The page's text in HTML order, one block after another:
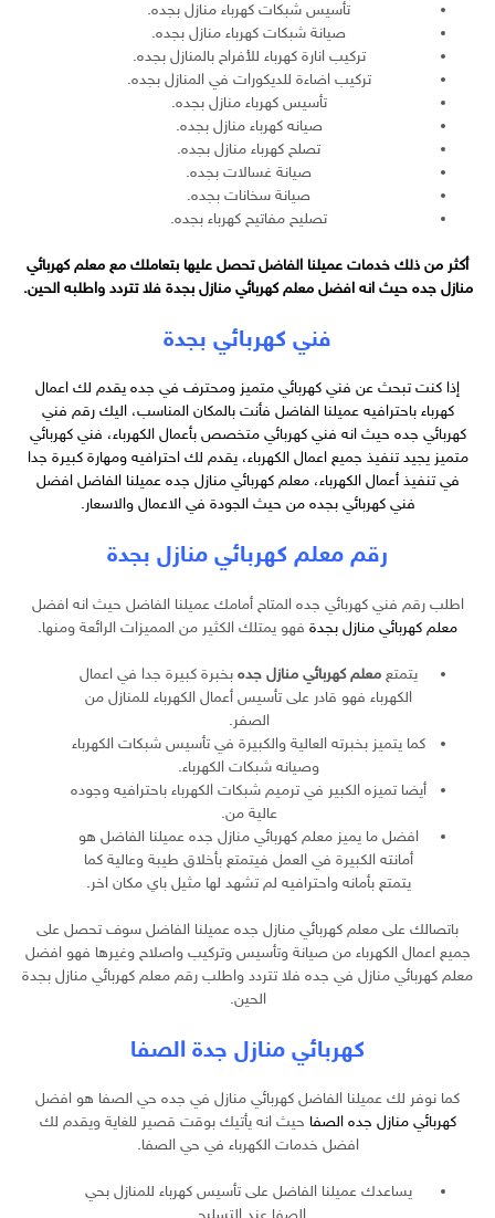
تأسيس شبكات كهرباء منازل بجده.
صيانة شبكات كهرباء منازل بجده.
تركيب انارة كهرباء للأفراح بالمنازل بجده.
تركيب اضاءة للديكورات في المنازل بجده.
تأسيس كهرباء منازل بجده.
صيانه كهرباء منازل بجده.
تصلح كهرباء منازل بجده.
صيانة غسالات بجده.
صيانة سخانات بجده.
تصليح مفاتيح كهرباء بجده.
أكثر من ذلك خدمات عميلنا الفاضل تحصل عليها بتعاملك مع معلم كهربائي
منازل جده حيث انه افضلمعلم كهربائي منازل بجدة فلا تتردد واطلبه الحين.
فني كهربائي بجدة
إذا كنت تبحث عن فني كهربائي متميز ومحترف في جده يقدم لك اعمال
كهرباء باحترافيه عميلنا الفاضل فأنت بالمكان المناسب، اليك رقم فني
كهربائي جده حيث انه فني كهربائي متخصص بأعمال الكهرباء، فني كهربائي
متميز يجيد تنفيذ جميع اعمال الكهرباء، يقدم لك احترافيه ومهارة كبيرة جدا
في تنفيذ أعمال الكهرباء، معلم كهربائي منازل جده عميلنا الفاضلافضل
فني كهربائي بجده من حيث الجودة في الاعمال والاسعار.
رقم معلم كهربائي منازل بجدة
اطلب رقم فني كهربائي جده المتاح أمامك عميلنا الفاضل حيث انه افضل
معلم كهربائي منازل بجدة فهو يمتلك الكثير من المميزات الرائعة ومنها.
يتمتع معلم كهربائي منازل جده بخبرة كبيرة جدا في اعمال
الكهرباء فهو قادر على تأسيس أعمال الكهرباء للمنازل من
الصفر.
كما يتميز بخبرته العالية والكبيرة في تأسيس شبكات الكهرباء
وصيانه شبكات الكهرباء.
أيضا تميزه الكبير في ترميم شبكات الكهرباء باحترافيه وجوده
عالية من.
افضل ما يميز معلم كهربائي منازل جده عميلنا الفاضل هو
أمانته الكبيرة في العمل فيتمتع بأخلاق طيبة وعالية كما
يتمتع بأمانه واحترافيه لم تشهد لها مثيل باي مكان اخر.
باتصالك على معلم كهربائي منازل جده عميلنا الفاضل سوف تحصل على
جميع اعمال الكهرباء من صيانة وتأسيس وتركيب واصلاح وغيرها فهو افضل
معلم كهربائي منازل في جده فلا تتردد واطلب رقم معلم كهربائي منازل بجدة
الحين.
كهربائي منازل جدة الصفا
كما نوفر لك عميلنا الفاضل كهربائي منازل في جده حي الصفا هو افضل
كهربائي منازل جده الصفا حيث انه يأتيك بوقت قصير للغاية ويقدم لك
افضل خدمات الكهرباء في حي الصفا.
يساعدك عميلنا الفاضل على تأسيس كهرباء للمنازل بحي